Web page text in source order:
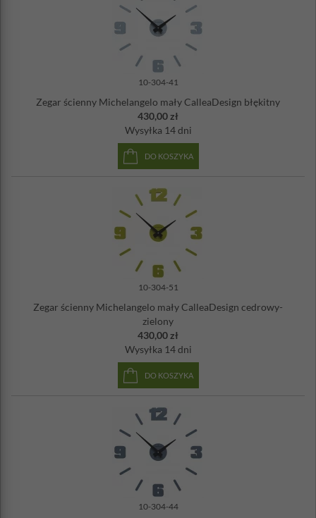
10-304-41
Zegar ścienny Michelangelo mały CalleaDesign błękitny
430,00 zł
Wysyłka 14 dni
DO KOSZYKA
10-304-51
Zegar ścienny Michelangelo mały CalleaDesign cedrowy-
zielony
430,00 zł
Wysyłka 14 dni
DO KOSZYKA
10-304-44